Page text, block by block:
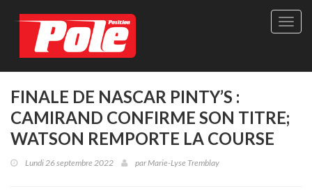
Site
Le
FINALE DE NASCAR PINTY’S :
CAMIRAND CONFIRME SON TITRE;
WATSON REMPORTE LA COURSE
Lundi 26 septembre 2022 parMarie-Lyse Tremblay